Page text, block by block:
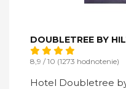
DOUBLETREE BY
8,9 / 10 (1273 hodnotenie)
Hotel Doubletree